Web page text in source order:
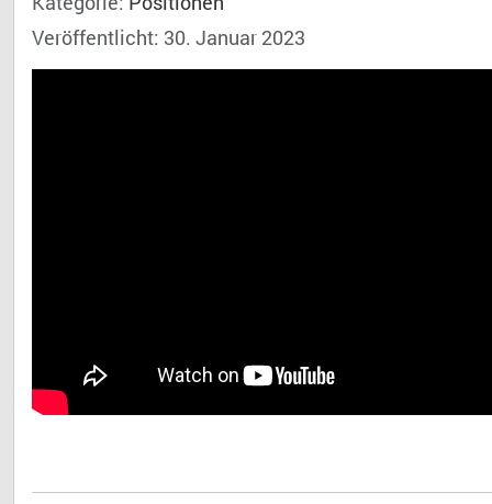
Veröffentlicht: 30. Januar 2023